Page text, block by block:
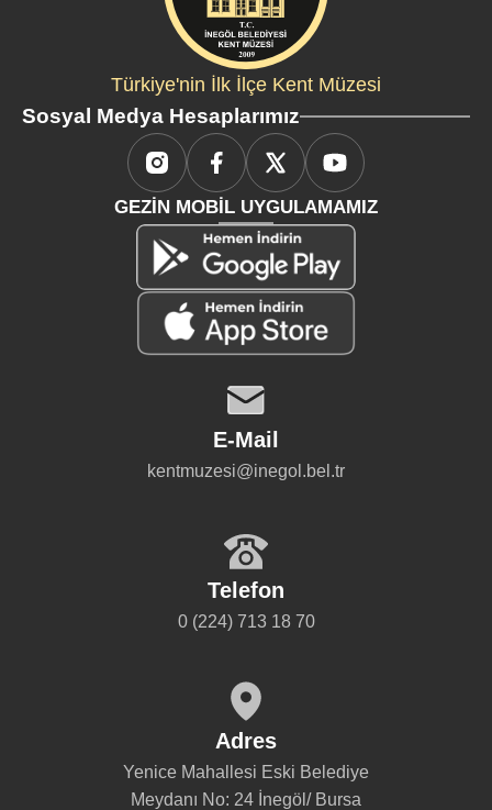
Türkiye'nin İlk İlçe Kent Müzesi
Sosyal Medya Hesaplarımız
GEZİN MOBİL UYGULAMAMIZ
E-Mail
kentmuzesi@inegol.bel.tr
Telefon
0 (224) 713 18 70
Adres
Yenice Mahallesi Eski Belediye
Meydanı No: 24 İnegöl/ Bursa